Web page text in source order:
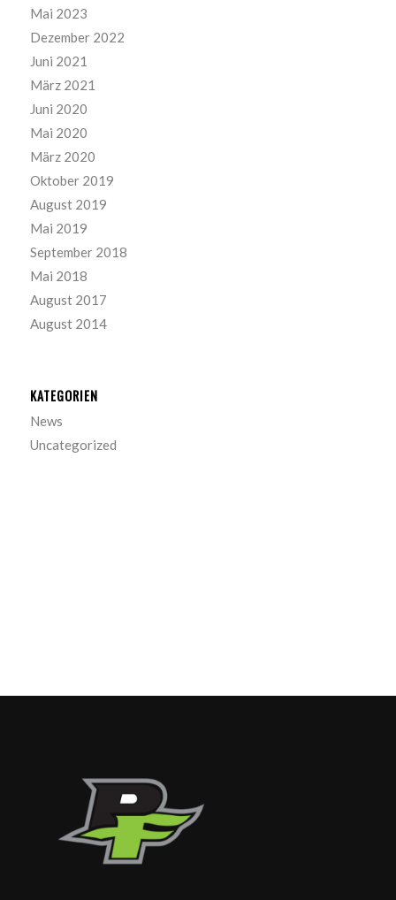
Mai 2023
Dezember 2022
Juni 2021
März 2021
Juni 2020
Mai 2020
März 2020
Oktober 2019
August 2019
Mai 2019
September 2018
Mai 2018
August 2017
August 2014
KATEGORIEN
News
Uncategorized